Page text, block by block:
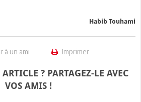
Habib Touhami
à un ami Imprimer
? PARTAGEZ-LE AVEC
VOS AMIS !